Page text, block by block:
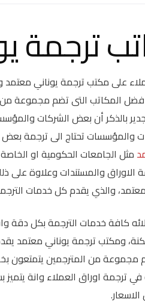
ترجمة
على مكتب ترجمة يوناني
المكاتب التى تضم مجموعة
بالذكر أن بعض الشركات
والمؤسسات تحتاج الى ترجمة
مثل الجامعات الحكومية او
الاوراق والمستندات وعلاوة
والذي يقدم كل خدمات
كافة خدمات الترجمة بكل دقة
ومكتب ترجمة يوناني معتمد
مجموعة من المترجمين يتمتعون
في ترجمة اوراق العملاء وانة